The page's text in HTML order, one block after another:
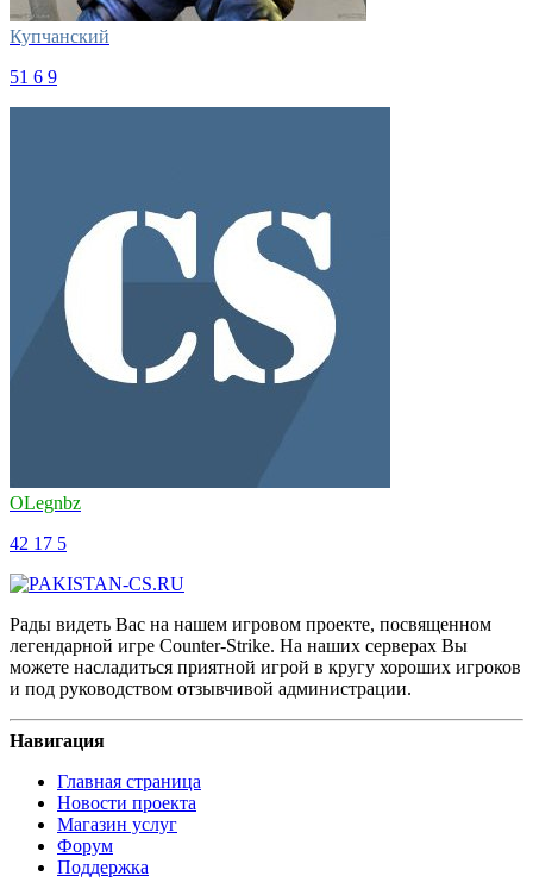
Купчанский
51 6 9
OLegnbz
42 17 5
Рады видеть Вас на нашем игровом проекте, посвященном
легендарной игре Counter-Strike. На наших серверах Вы
можете насладиться приятной игрой в кругу хороших игроков
и под руководством отзывчивой администрации.
Навигация
Главная страница
Новости проекта
Магазин услуг
Форум
Поддержка